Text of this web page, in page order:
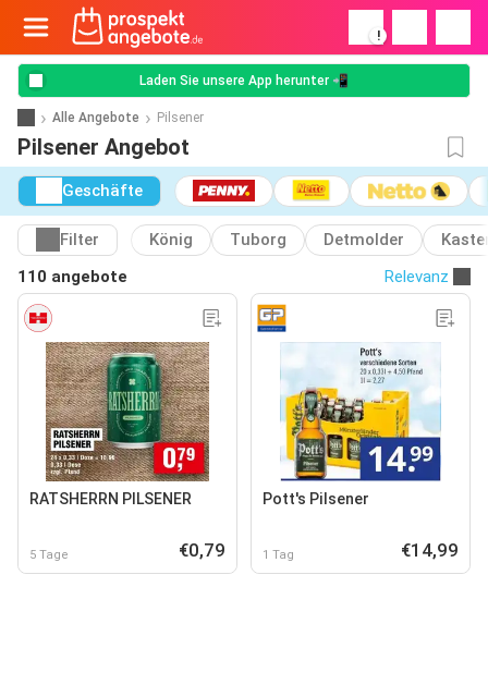
!
Laden Sie unsere App herunter 📲
Alle Angebote Pilsener
Pilsener Angebot
Geschäfte
Filter König Tuborg Detmolder
110 angebote
Relevanz
RATSHERRN PILSENER
5 Tage €0,79
Pott's Pilsener
1 Tag €14,99